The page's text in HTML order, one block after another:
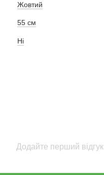
Жовтий
55 см
Ні
Додайте перший відгук